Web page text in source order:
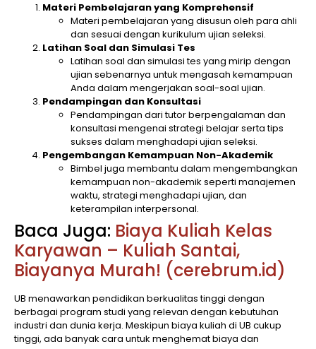
Materi Pembelajaran yang Komprehensif
Materi pembelajaran yang disusun oleh para ahli
dan sesuai dengan kurikulum ujian seleksi.
Latihan Soal dan Simulasi Tes
Latihan soal dan simulasi tes yang mirip dengan
ujian sebenarnya untuk mengasah kemampuan
Anda dalam mengerjakan soal-soal ujian.
Pendampingan dan Konsultasi
Pendampingan dari tutor berpengalaman dan
konsultasi mengenai strategi belajar serta tips
sukses dalam menghadapi ujian seleksi.
Pengembangan Kemampuan Non-Akademik
Bimbel juga membantu dalam mengembangkan
kemampuan non-akademik seperti manajemen
waktu, strategi menghadapi ujian, dan
keterampilan interpersonal.
Baca Juga: Biaya Kuliah Kelas
Karyawan – Kuliah Santai,
Biayanya Murah! (cerebrum.id)
UB menawarkan pendidikan berkualitas tinggi dengan
berbagai program studi yang relevan dengan kebutuhan
industri dan dunia kerja. Meskipun biaya kuliah di UB cukup
tinggi, ada banyak cara untuk menghemat biaya dan